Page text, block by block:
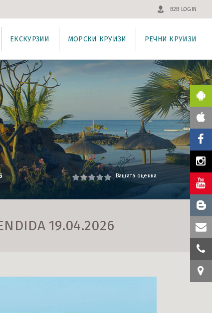
B2B LOGIN
ЕКСКУРЗИИ МОРСКИ КРУИЗИ РЕЧНИ КРУИЗИ
Вашата оценка
19.04.2026